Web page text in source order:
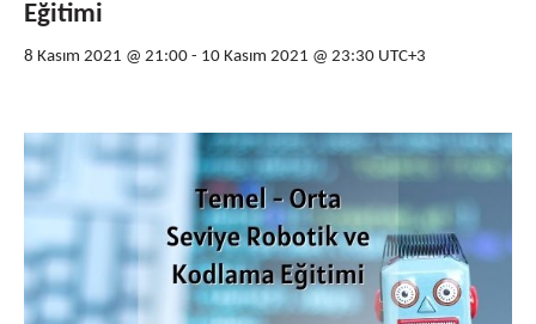
Eğitimi
8 Kasım 2021 @ 21:00 - 10 Kasım 2021 @ 23:30 UTC+3